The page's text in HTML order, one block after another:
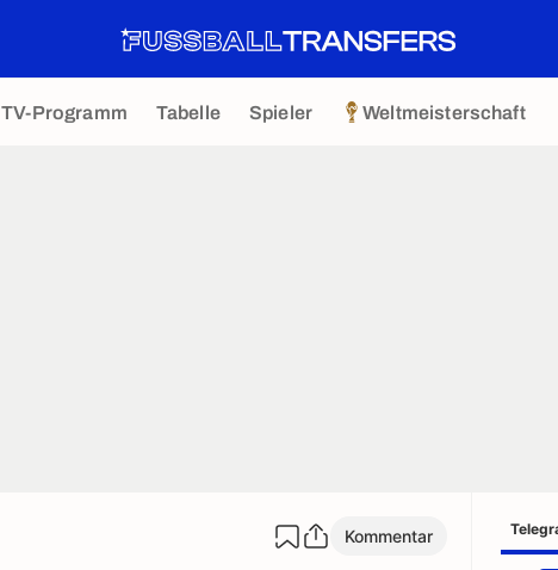
TV-Programm Tabelle Spieler Weltmeisterschaft
Kommentar